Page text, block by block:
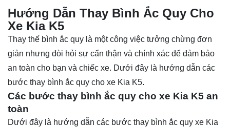
Hướng Dẫn Thay Bình Ắc Quy Cho
Xe Kia K5
Thay thế bình ắc quy là một công việc tưởng chừng đơn
giản nhưng đòi hỏi sự cẩn thận và chính xác để đảm bảo
an toàn cho bạn và chiếc xe. Dưới đây là hướng dẫn các
bước thay bình ắc quy cho xe Kia K5.
Các bước thay bình ắc quy cho xe Kia K5 an
toàn
Dưới đây là hướng dẫn các bước thay bình ắc quy xe Kia